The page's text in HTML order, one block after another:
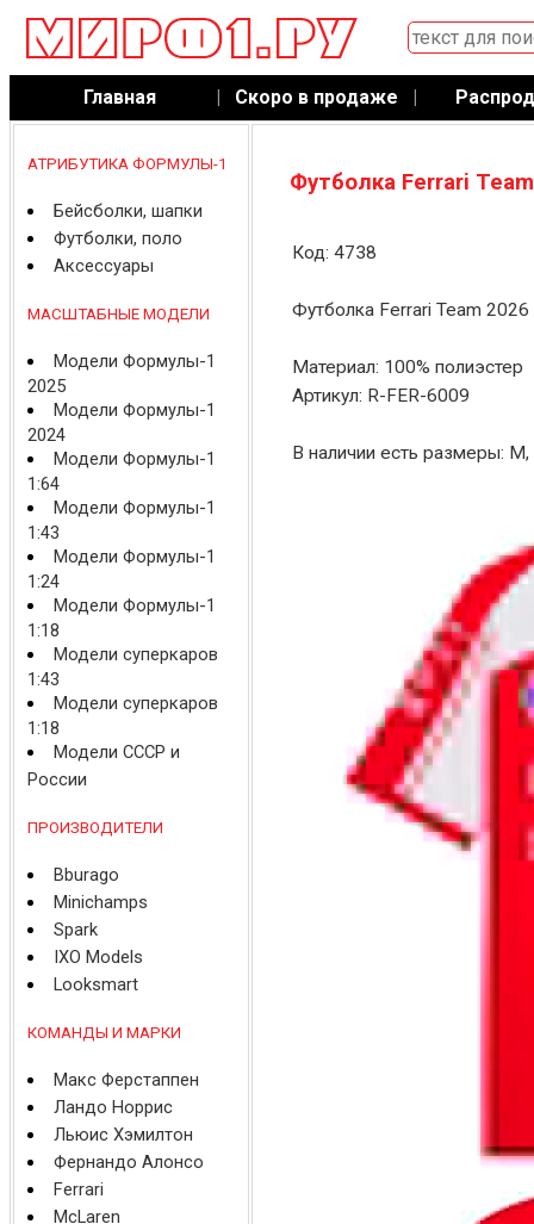
Главная | Скоро в продаже |
АТРИБУТИКА ФОРМУЛЫ-1
Бейсболки, шапки
Футболки, поло
Аксессуары
МАСШТАБНЫЕ МОДЕЛИ
Модели Формулы-1
2025
Модели Формулы-1
2024
Модели Формулы-1
1:64
Модели Формулы-1
1:43
Модели Формулы-1
1:24
Модели Формулы-1
1:18
Модели суперкаров
1:43
Модели суперкаров
1:18
Модели СССР и
России
ПРОИЗВОДИТЕЛИ
Bburago
Minichamps
Spark
IXO Models
Looksmart
КОМАНДЫ И МАРКИ
Макс Ферстаппен
Ландо Норрис
Льюис Хэмилтон
Фернандо Алонсо
Ferrari
McLaren
Футболка Ferrari
Код: 4738
Футболка Ferrari Team 2026
Материал: 100% полиэстер
Артикул: R-FER-6009
В наличии есть размеры: M,